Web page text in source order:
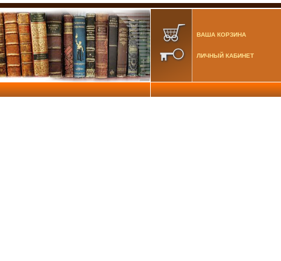
ВАША КОРЗИНА
ЛИЧНЫЙ КАБИНЕТ